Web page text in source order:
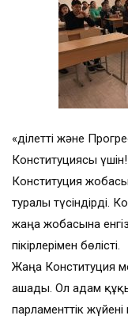
«Әділетті және
Конституциясы
Конституция
туралы түсіндірді.
жаңа жобасына
пікірлерімен бөлісті.
Жаңа Конституция
ашады. Ол адам
парламенттік